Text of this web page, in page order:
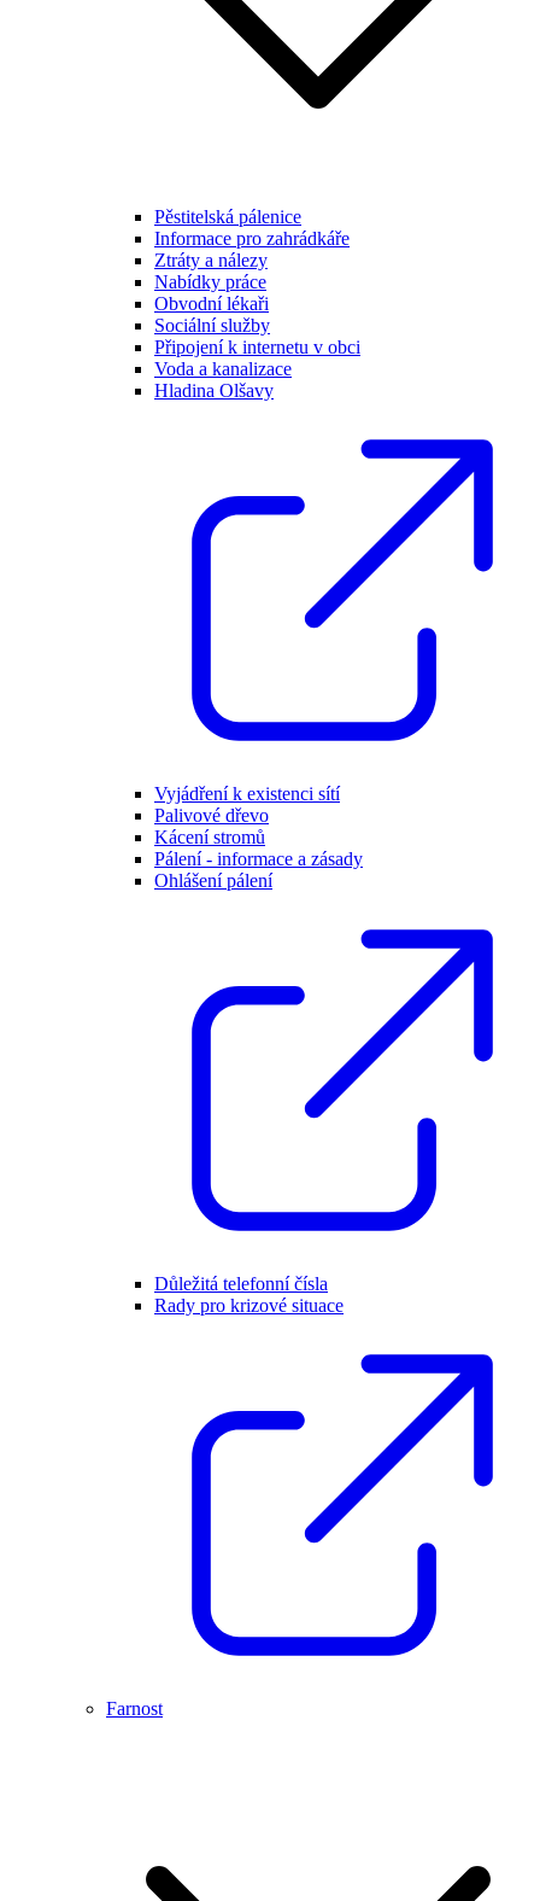
Pěstitelská pálenice
Informace pro zahrádkáře
Ztráty a nálezy
Nabídky práce
Obvodní lékaři
Sociální služby
Připojení k internetu v obci
Voda a kanalizace
Hladina Olšavy
Vyjádření k existenci sítí
Palivové dřevo
Kácení stromů
Pálení - informace a zásady
Ohlášení pálení
Důležitá telefonní čísla
Rady pro krizové situace
Farnost